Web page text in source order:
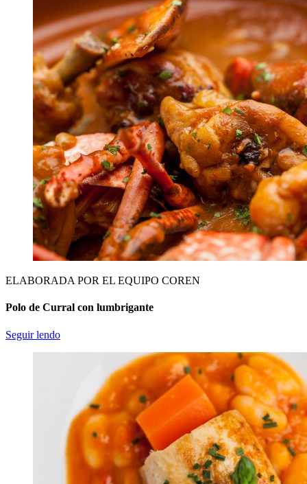
ELABORADA POR EL EQUIPO COREN
Polo de Curral con lumbrigante
Seguir lendo